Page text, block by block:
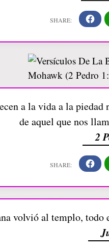
a la vida a la
de aquel que nos
2
volvió al templo, todo